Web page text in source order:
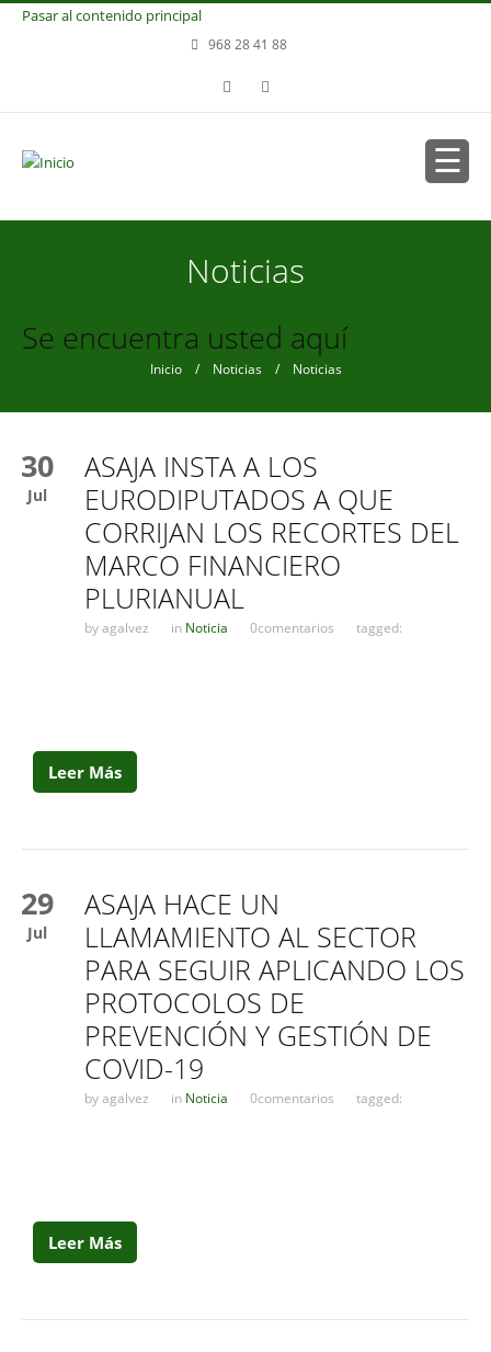
Pasar al contenido principal
968 28 41 88
Noticias
Se encuentra usted aquí
Inicio/ Noticias/ Noticias
30
Jul
ASAJA INSTA A LOS
EURODIPUTADOS A QUE
CORRIJAN LOS RECORTES DEL
MARCO FINANCIERO
PLURIANUAL
byagalvez in Noticia 0comentarios tagged:
Leer Más
29
Jul
ASAJA HACE UN
LLAMAMIENTO AL SECTOR
PARA SEGUIR APLICANDO LOS
PROTOCOLOS DE
PREVENCIÓN Y GESTIÓN DE
COVID-19
byagalvez in Noticia 0comentarios tagged:
Leer Más